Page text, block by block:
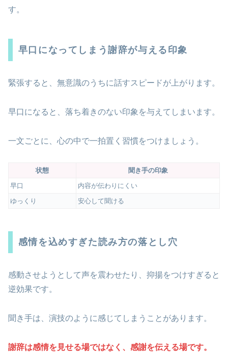
す。
早口になってしまう謝辞が与える印象
緊張すると、無意識のうちに話すスピードが上がります。
早口になると、落ち着きのない印象を与えてしまいます。
一文ごとに、心の中で一拍置く習慣をつけましょう。
状態
聞き手の印象
早口
内容が伝わりにくい
ゆっくり
安心して聞ける
感情を込めすぎた読み方の落とし穴
感動させようとして声を震わせたり、抑揚をつけすぎると
逆効果です。
聞き手は、演技のように感じてしまうことがあります。
謝辞は感情を見せる場ではなく、感謝を伝える場です。